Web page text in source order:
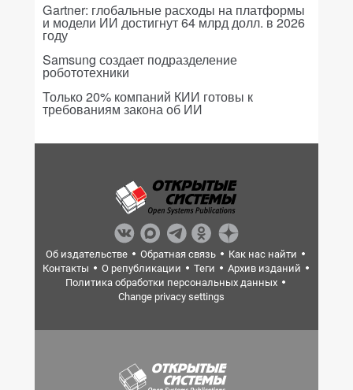
Gartner: глобальные расходы на платформы
и модели ИИ достигнут 64 млрд долл. в 2026
году
Samsung создает подразделение
робототехники
Только 20% компаний КИИ готовы к
требованиям закона об ИИ
Об издательстве Обратная связь
Как нас найти
Контакты
О републикации Теги
Архив изданий
Политика обработки персональных данных
Change privacy settings